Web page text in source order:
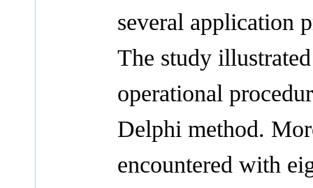
several application
The study
operational
Delphi method.
encountered with